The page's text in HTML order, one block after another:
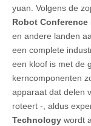
yuan. Volgens de
Robot Conference
en andere landen
een complete
een kloof is met de
kerncomponenten
apparaat dat delen
roteert -, aldus
Technology wordt